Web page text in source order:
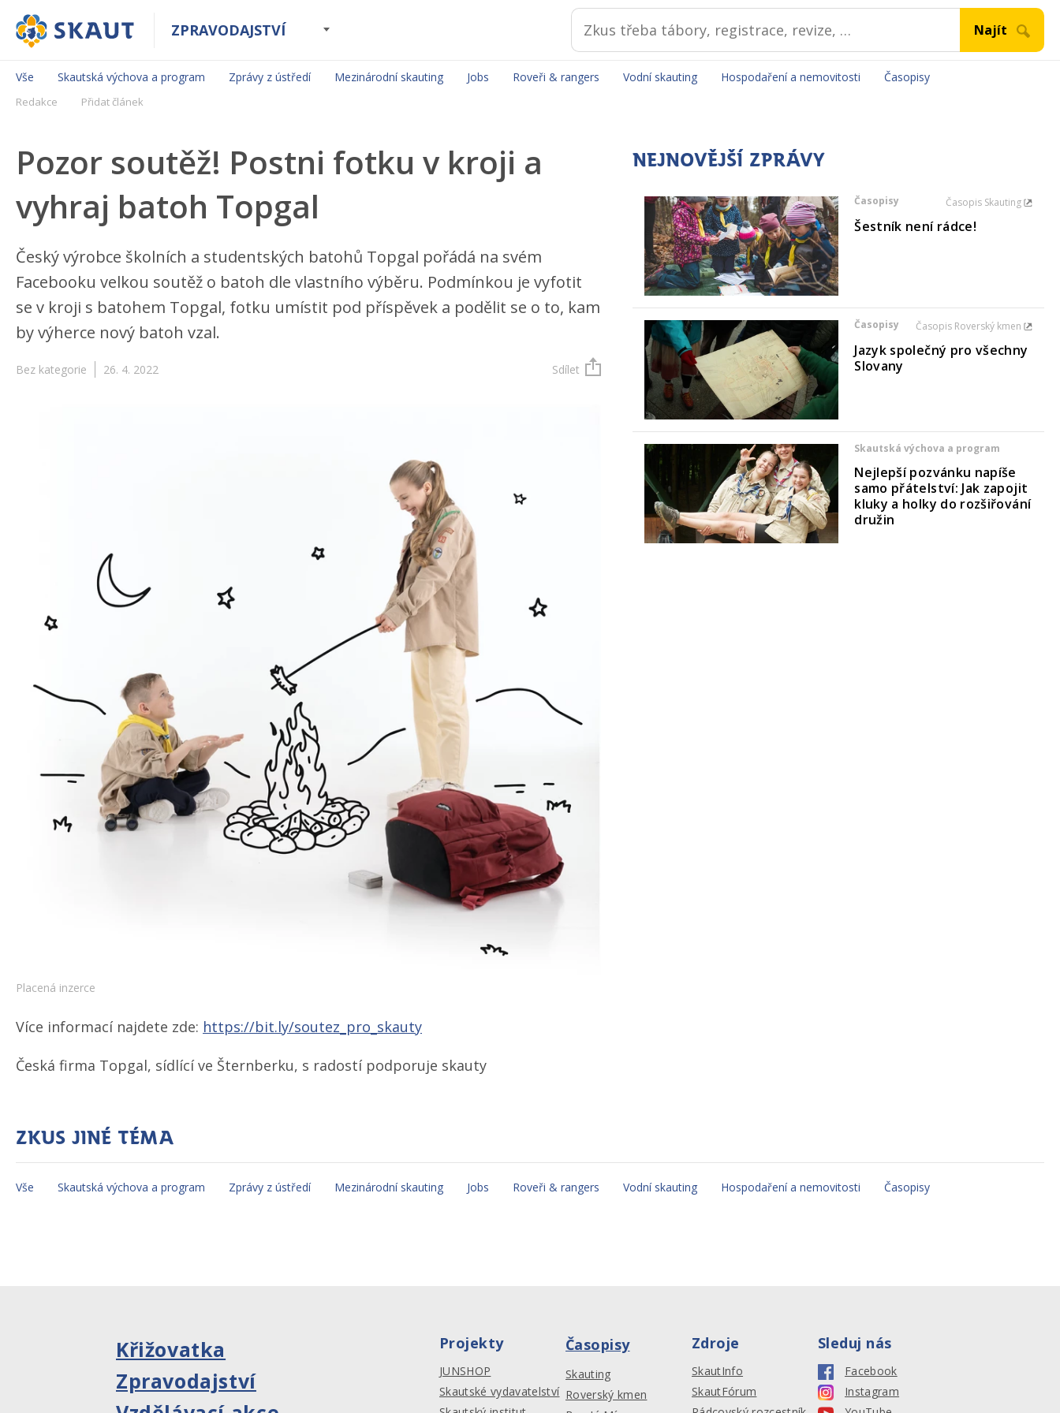
ZPRAVODAJSTVÍ
Vše Skautská výchova a program Zprávy z ústředí Mezinárodní skauting Jobs Roveři & rangers Vodní skauting Hospodaření a nemovitosti Časopisy
Redakce Přidat článek
Pozor soutěž! Postni fotku v kroji a
vyhraj batoh Topgal
Český výrobce školních a studentských batohů Topgal pořádá na svém
Facebooku velkou soutěž o batoh dle vlastního výběru. Podmínkou je vyfotit
se v kroji s batohem Topgal, fotku umístit pod příspěvek a podělit se o to, kam
by výherce nový batoh vzal.
Bez kategorie 26. 4. 2022 Sdílet
Placená inzerce
Více informací najdete zde: https://bit.ly/​soutez_pro_skauty
Česká firma Topgal, sídlící ve Šternberku, s radostí podporuje skauty
NEJNOVĚJŠÍ ZPRÁVY
Časopisy Časopis Skauting
Šestník není rádce!
Časopisy Časopis Roverský kmen
Jazyk společný pro všechny
Slovany
Skautská výchova a program
Nejlepší pozvánku napíše
samo přátelství: Jak zapojit
kluky a holky do rozšiřování
družin
Zkus jiné téma
Vše Skautská výchova a program Zprávy z ústředí Mezinárodní skauting Jobs Roveři & rangers Vodní skauting Hospodaření a nemovitosti Časopisy
Křižovatka
Zpravodajství
Projekty
JUNSHOP
Skautské vydavatelství
Časopisy
Skauting
Roverský kmen
Zdroje
SkautInfo
SkautFórum
Sleduj nás
Facebook
Instagram